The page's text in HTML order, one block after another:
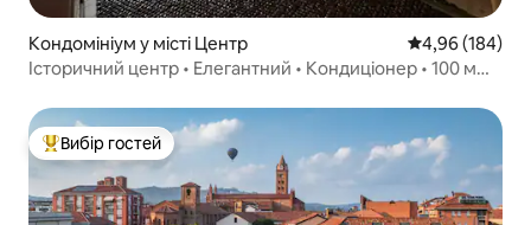
Кондомініум у місті Центр Середня
4,96 (184)
Історичний центр • Елегантний • Кондиціонер • 100 м
Топ вибір гостей
Вибір гостей